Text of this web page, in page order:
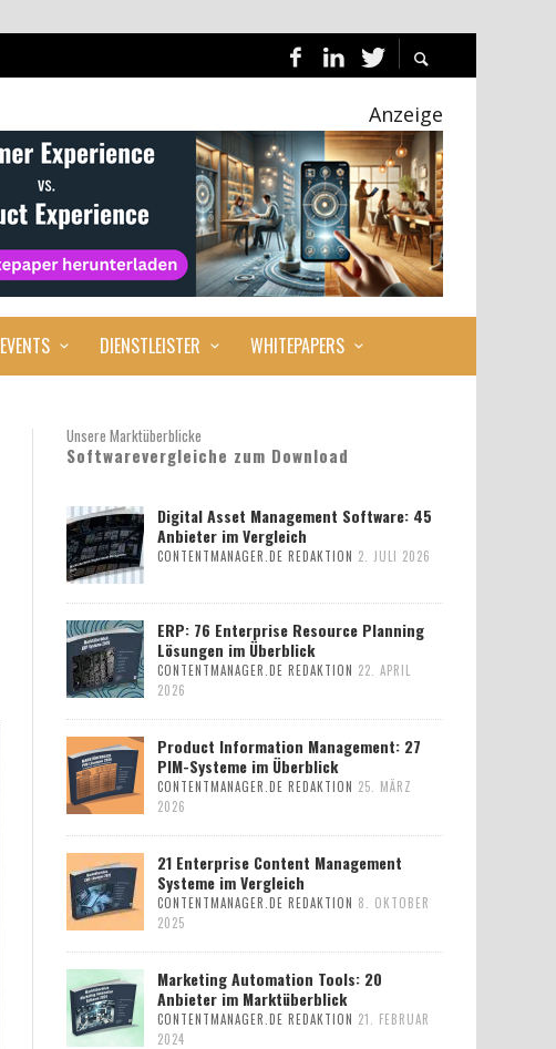
Anzeige
EVENTS DIENSTLEISTER WHITEPAPERS
Unsere Marktüberblicke
Softwarevergleiche zum Download
Digital Asset Management Software: 45
Anbieter im Vergleich
CONTENTMANAGER.DE REDAKTION 2. JULI 2026
ERP: 76 Enterprise Resource Planning
Lösungen im Überblick
CONTENTMANAGER.DE REDAKTION 22. APRIL
2026
Product Information Management: 27
PIM-Systeme im Überblick
CONTENTMANAGER.DE REDAKTION 25. MÄRZ
2026
21 Enterprise Content Management
Systeme im Vergleich
CONTENTMANAGER.DE REDAKTION 8. OKTOBER
2025
Marketing Automation Tools: 20
Anbieter im Marktüberblick
CONTENTMANAGER.DE REDAKTION 21. FEBRUAR
2024